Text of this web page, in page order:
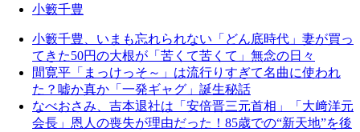
小籔千豊
小籔千豊、いまも忘れられない「どん底時代」妻が買っ
てきた50円の大根が「苦くて苦くて」無念の日々
間寛平「まっけっそ～」は流行りすぎて名曲に使われ
た？嘘か真か「一発ギャグ」誕生秘話
なべおさみ、吉本退社は「安倍晋三元首相」「大﨑洋元
会長」恩人の喪失が理由だった！85歳での“新天地”を後